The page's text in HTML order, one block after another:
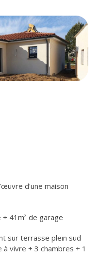
d'une maison
+ 41m² de garage
sur terrasse plein sud
vivre + 3 chambres + 1